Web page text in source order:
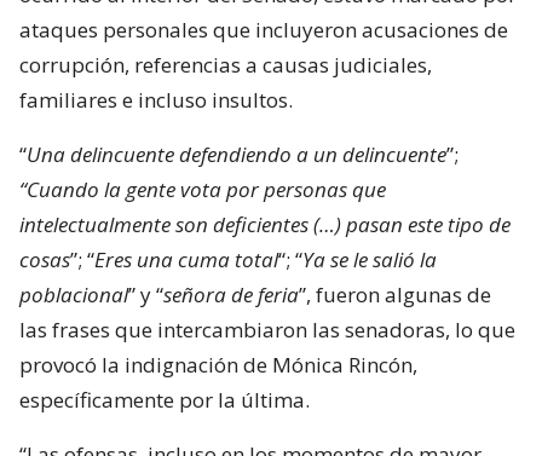
VER RESUMEN
Mónica Rincón estalló tras el altercado entre las
senadoras Camila Flores (RN) y Fabiola Campillai
(IND), marcado por una serie de descalificaciones.
En específico, la periodista se molestó por el uso de
la expresión “señora de la feria” como un insulto.
El enfrentamiento entre ambas parlamentarias,
ocurrido al interior del Senado, estuvo marcado por
ataques personales que incluyeron acusaciones de
corrupción, referencias a causas judiciales,
familiares e incluso insultos.